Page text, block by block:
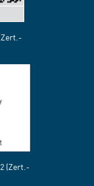
(Zert.-